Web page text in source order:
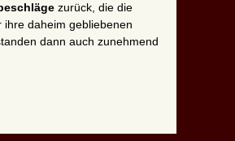
zurück, die die
daheim gebliebenen
dann auch zunehmend